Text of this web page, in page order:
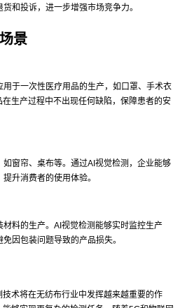
和投诉，进一步增强市场竞争力。
景
于一次性医疗用品的生产，如口罩、手术衣
生产过程中不出现任何缺陷，保障患者的安
窗帘、桌布等。通过AI视觉检测，企业能够
升消费者的使用体验。
料的生产。AI视觉检测能够实时监控生产
因包装问题导致的产品损失。
术将在无纺布行业中发挥越来越重要的作